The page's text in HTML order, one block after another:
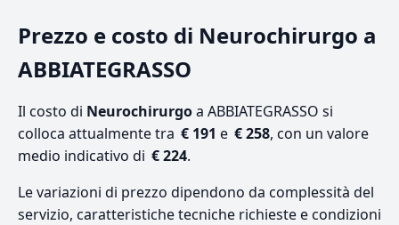
Prezzo e costo di Neurochirurgo a
ABBIATEGRASSO
Il costo di Neurochirurgoa ABBIATEGRASSO si
colloca attualmente tra € 191 e € 258, con un valore
medio indicativo di € 224.
Le variazioni di prezzo dipendono da complessità del
servizio, caratteristiche tecniche richieste e condizioni